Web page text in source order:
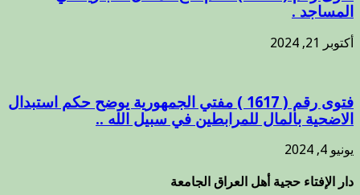
المساجد .
أكتوبر 21, 2024
فتوى رقم ( 1617 ) مفتي الجمهورية يوضح حكم استبدال
الاضحية بالمال للمرابطين في سبيل الله ..
يونيو 4, 2024
دار الإفتاء حجية أهل العراق الجامعة